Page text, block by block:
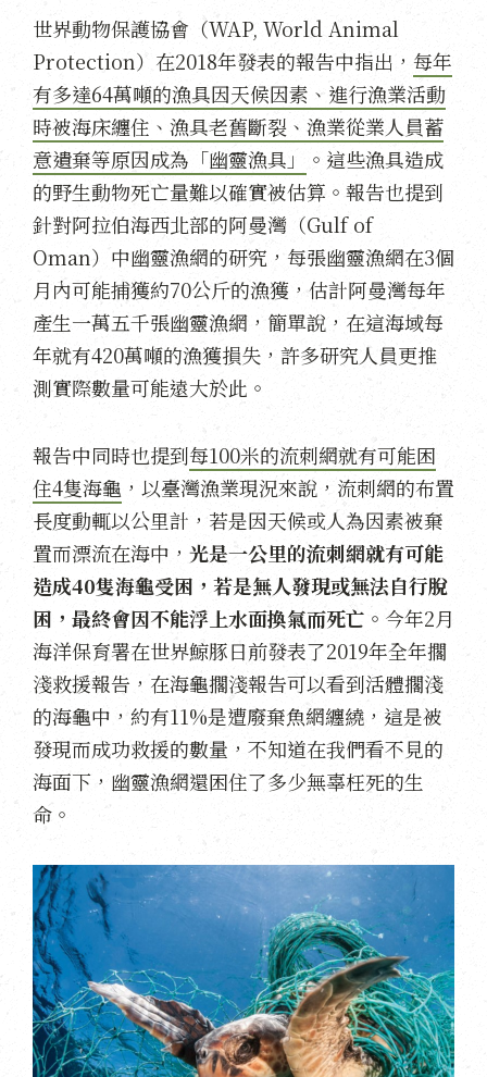
世界動物保護協會（WAP, World Animal
Protection）在2018年發表的報告中指出， 每年
有多達64萬噸的漁具因天候因素、進行漁業活動
時被海床纏住、漁具老舊斷裂、漁業從業人員蓄
意遺棄等原因成為「幽靈漁具」
。這些漁具造成
的野生動物死亡量難以確實被估算。報告也提到
針對阿拉伯海西北部的阿曼灣（Gulf of
Oman）中幽靈漁網的研究，每張幽靈漁網在3個
月內可能捕獲約70公斤的漁獲，估計阿曼灣每年
產生一萬五千張幽靈漁網，簡單說，在這海域每
年就有420萬噸的漁獲損失，許多研究人員更推
測實際數量可能遠大於此。
報告中同時也提到每100米的流刺網就有可能困
住4隻海龜 ，以臺灣漁業現況來說，流刺網的布置
長度動輒以公里計，若是因天候或人為因素被棄
置而漂流在海中， 光是一公里的流刺網就有可能
造成40隻海龜受困，若是無人發現或無法自行脫
困，最終會因不能浮上水面換氣而死亡。 今年2月
海洋保育署在世界鯨豚日前發表了2019年全年擱
淺救援報告，在海龜擱淺報告可以看到活體擱淺
的海龜中，約有11%是遭廢棄魚網纏繞，這是被
發現而成功救援的數量，不知道在我們看不見的
海面下，幽靈漁網還困住了多少無辜枉死的生
命。